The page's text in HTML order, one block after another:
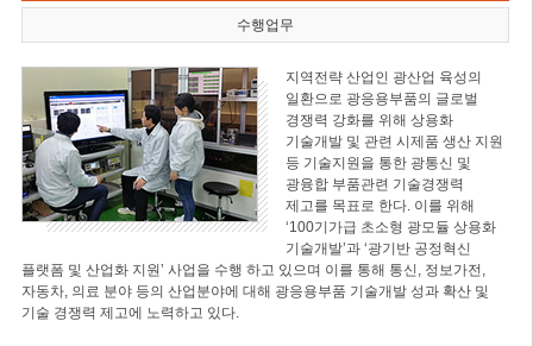
수행업무
지역전략 산업인 광산업 육성의
일환으로 광응용부품의 글로벌
경쟁력 강화를 위해 상용화
기술개발 및 관련 시제품 생산 지원
등 기술지원을 통한 광통신 및
광융합 부품관련 기술경쟁력
제고를 목표로 한다. 이를 위해
‘100기가급 초소형 광모듈 상용화
기술개발’과 ‘광기반 공정혁신
플랫폼 및 산업화 지원’ 사업을 수행 하고 있으며 이를 통해 통신, 정보가전,
자동차, 의료 분야 등의 산업분야에 대해 광응용부품 기술개발 성과 확산 및
기술 경쟁력 제고에 노력하고 있다.